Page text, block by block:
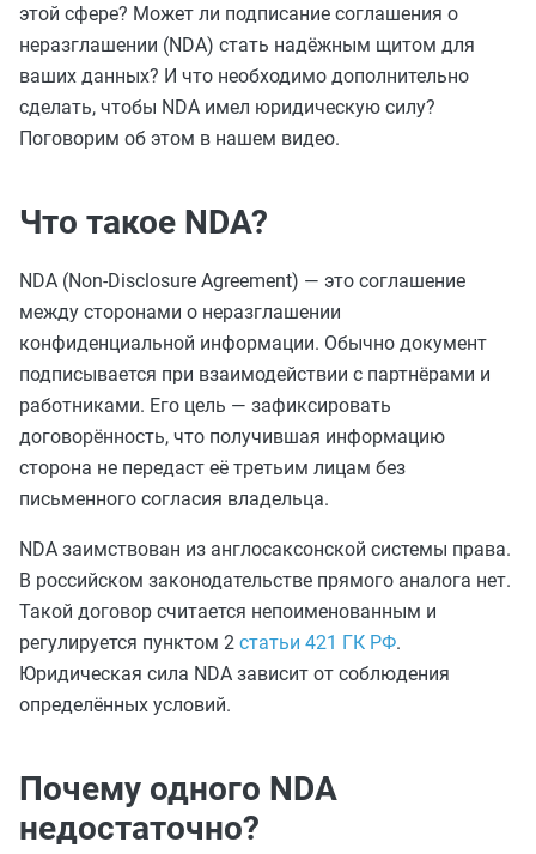
этой сфере? Может ли подписание соглашения о
неразглашении (NDA) стать надёжным щитом для
ваших данных? И что необходимо дополнительно
сделать, чтобы NDA имел юридическую силу?
Поговорим об этом в нашем видео.
Что такое NDA?
NDA (Non-Disclosure Agreement) — это соглашение
между сторонами о неразглашении
конфиденциальной информации. Обычно документ
подписывается при взаимодействии с партнёрами и
работниками. Его цель — зафиксировать
договорённость, что получившая информацию
сторона не передаст её третьим лицам без
письменного согласия владельца.
NDA заимствован из англосаксонской системы права.
В российском законодательстве прямого аналога нет.
Такой договор считается непоименованным и
регулируется пунктом 2 статьи 421 ГК РФ.
Юридическая сила NDA зависит от соблюдения
определённых условий.
Почему одного NDA
недостаточно?